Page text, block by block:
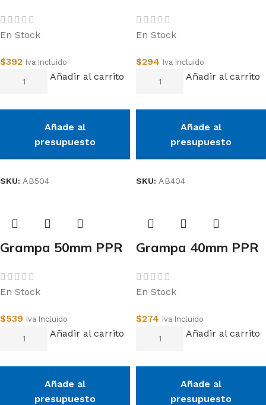
En Stock
$392 Iva Incluido
Añadir al carrito
Añade al
presupuesto
SKU: AB504
En Stock
$294 Iva Incluido
Añadir al carrito
Añade al
presupuesto
SKU: AB404
Grampa 50mm PPR
En Stock
$539 Iva Incluido
Añadir al carrito
Añade al
presupuesto
Grampa 40mm PPR
En Stock
$274 Iva Incluido
Añadir al carrito
Añade al
presupuesto